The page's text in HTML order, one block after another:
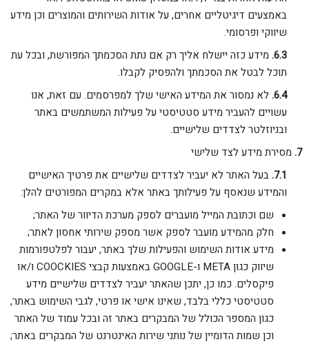
באמצעים דיגיטליים אחרים, על אודות השירותים והמוצרים וכן מידע
שיווקי ופרסומי.
מידע כזה יישלח אליך רק אם נתת הסכמתך המפורשת, ובכל עת
תוכל לבטל את הסכמתך ולהפסיק לקבלו.
לא נמסור את המידע האישי שלך למפרסמים. עם זאת, אנו
עשויים להעביר מידע סטטיסטי על פעילות המשתמשים באתר
ובניוזלטר לצדדים שלישיים.
מסירת מידע לצד שלישי
בעל האתר לא יעביר לצדדים שלישיים את פרטיך האישיים
והמידע שנאסף על פעילותך באתר אלא במקרים המפורטים להלן:
שם וכתובת המייל מועברים לספק מערכת הדיוור של האתר;
חלק מהמידע מועבר לספק אשר מספק שירותי אחסון לאתר;
מידע אודות השימוש והפעילות שלך באתר, יעבור לפלטפורמות
שיווק כגון META ו-GOOGLE באמצעות קבצי COOCKIES ו/או
פיקסלים. כמו כן, יתכן שהאתר יעביר לצדדים שלישיים מידע
סטטיסטי כללי בלבד, שאינו אישי או פרטי, לגבי השימוש באתר,
כגון המספר הכולל של המבקרים באתר זה ובכל עמוד של האתר
וכן שמות הדומיין של נותני שירות האינטרנט של המבקרים באתר;